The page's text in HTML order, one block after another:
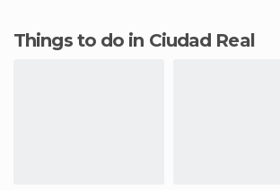
Things to do in Ciudad Real